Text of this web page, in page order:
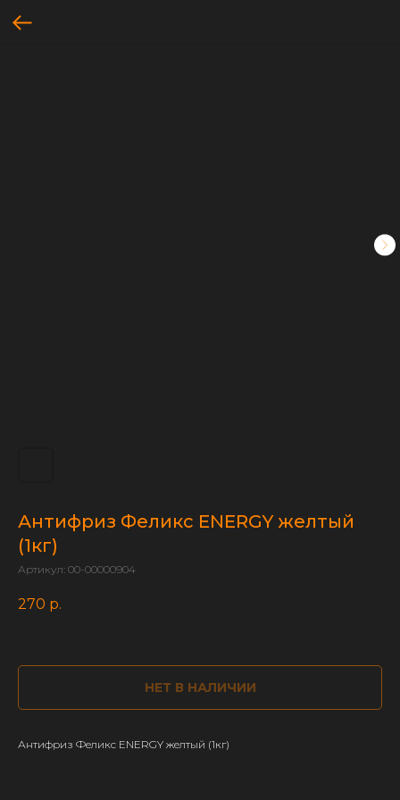
Антифриз Феликс ENERGY желтый
(1кг)
Артикул: 00-00000904
270 р.
НЕТ В НАЛИЧИИ
Антифриз Феликс ENERGY желтый (1кг)